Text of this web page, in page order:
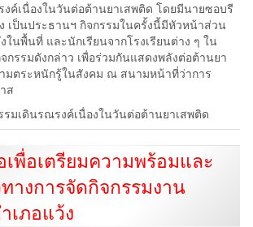
งค์เนื่องในวันต่อต้านยาเสพติด โดยมีนายซอบรี
เป็นประธานฯ กิจกรรมในครั้งนี้มีหัวหน้าส่วน
ในพื้นที่ และนักเรียนจากโรงเรียนต่าง ๆ ใน
จกรรมดังกล่าว เพื่อร่วมกันแสดงพลังต่อต้านยา
มตระหนักรู้ในสังคม ณ สนามหน้าที่ว่าการ
ส
รมเดินรณรงค์เนื่องในวันต่อต้านยาเสพติด
พื่อเตรียมความพร้อมและ
างการจัดกิจกรรมงาน
เภอแว้ง